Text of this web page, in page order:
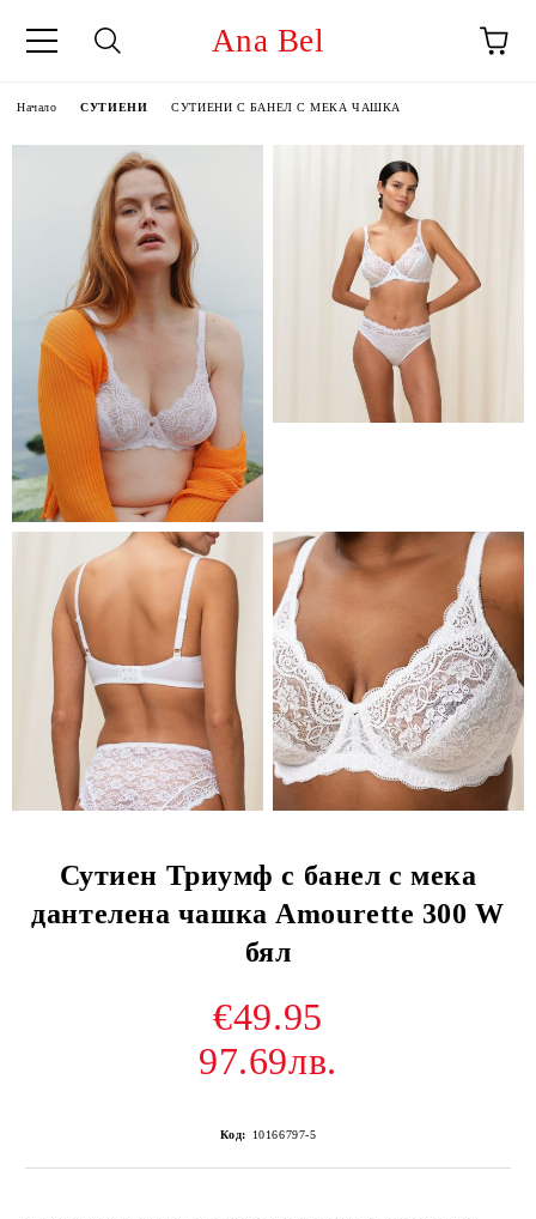
Ana Bel
Начало СУТИЕНИ СУТИЕНИ С БАНЕЛ С МЕКА ЧАШКА
Сутиен Триумф с банел с мека
дантелена чашка Amourette 300 W
бял
€49.95
97.69лв.
Код: 10166797-5